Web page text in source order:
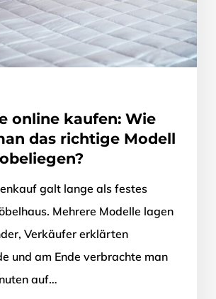
online kaufen: Wie
das richtige Modell
galt lange als festes
Mehrere Modelle lagen
Verkäufer erklärten
und am Ende verbrachte man
auf…